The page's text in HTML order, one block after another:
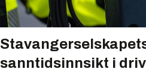
sanntidsinnsikt i